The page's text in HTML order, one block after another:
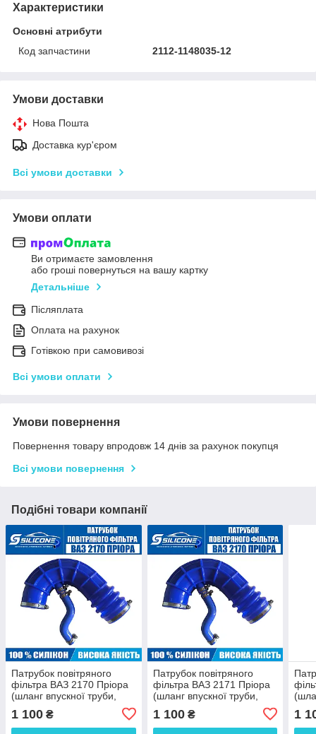
Характеристики
Основні атрибути
Код запчастини
2112-1148035-12
Умови доставки
Нова Пошта
Доставка кур'єром
Всі умови доставки
Умови оплати
Ви отримаєте замовлення
або гроші повернуться на вашу картку
Детальніше
Післяплата
Оплата на рахунок
Готівкою при самовивозі
Всі умови оплати
Умови повернення
Повернення товару впродовж 14 днів за рахунок покупця
Всі умови повернення
Подібні товари компанії
Патрубок повітряного
фільтра ВАЗ 2170 Пріора
(шланг впускної труби,
сапуном та хомутами
2112-1148035
1 100 ₴
Патрубок повітряного
фільтра ВАЗ 2171 Пріора
(шланг впускної труби,
сапуном та хомутами
2112-1148035
1 100₴ 1